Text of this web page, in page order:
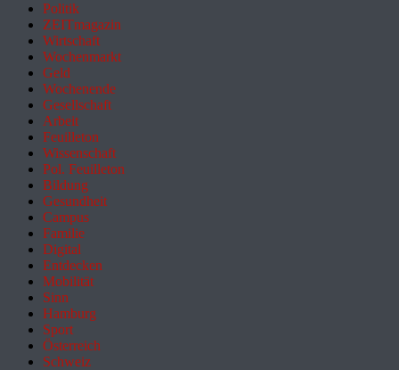
Politik
ZEITmagazin
Wirtschaft
Wochenmarkt
Geld
Wochenende
Gesellschaft
Arbeit
Feuilleton
Wissenschaft
Pol. Feuilleton
Bildung
Gesundheit
Campus
Familie
Digital
Entdecken
Mobilität
Sinn
Hamburg
Sport
Österreich
Schweiz